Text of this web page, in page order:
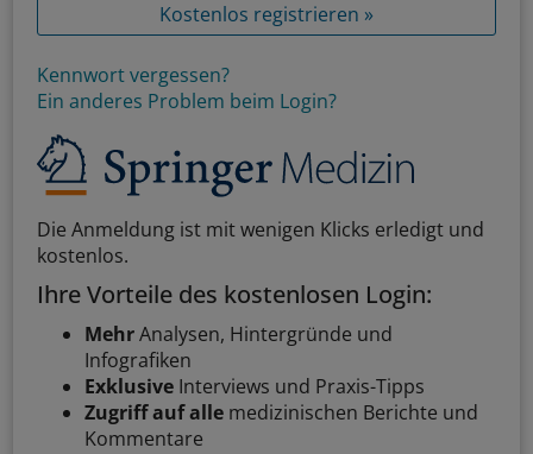
Kostenlos registrieren »
Kennwort vergessen?
Ein anderes Problem beim Login?
Die Anmeldung ist mit wenigen Klicks erledigt und
kostenlos.
Ihre Vorteile des kostenlosen Login:
MehrAnalysen, Hintergründe und
Infografiken
Exklusive Interviews und Praxis-Tipps
Zugriff auf alle medizinischen Berichte und
Kommentare